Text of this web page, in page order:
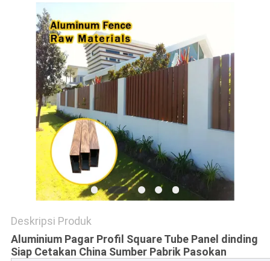
PRIVACY
POLICY
Deskripsi Produk
Aluminium Pagar Profil Square Tube Panel dinding
Siap Cetakan China Sumber Pabrik Pasokan